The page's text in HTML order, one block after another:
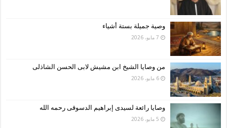
وصية جميلة بستة أشياء
7 مايو، 2026
من وصايا الشيخ ابن مشيش لابى الحسن الشاذلى
6 مايو، 2026
وصايا رائعة لسيدى إبراهيم الدسوقى رحمه الله
5 مايو، 2026